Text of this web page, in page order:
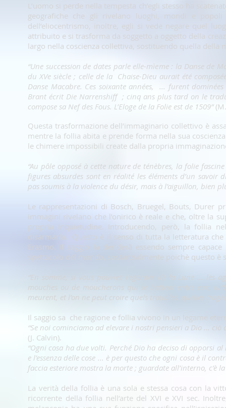
L’uomo si perde nella tempesta ch’egli stesso ha
geografiche che gli rivelano luoghi, mondi e
dell’eliocentrismo, inoltre, egli si vede negare quel
attribuito e si trasforma da soggetto a oggetto della
largo nella coscienza collettiva, sostituendo quella
“Une succession de dates parle elle-mìeme : la Danse de
du XVe siècle ; celle de la Chaise-Dieu aurait été
Danse Macabre. Ces soixante années, ... furent
Brant écrit Die Narrenshiff ; cinq ans plus tard on le
compose sa Nef des Fous. L’Eloge de la Folie est de 1509”
Questa trasformazione dell’immaginario collettivo è
mentre la follia abita e prende forma nella sua
le chimere impossibili create dalla propria
“Au pôle opposé à cette nature de ténèbres, la folie
figures absurdes sont en réalité les éléments d’un savoir
pas soumis à la violence du désir, mais à l’aiguillon, bien
Le rappresentazioni di Bosch, Bruegel, Bouts, Durer
immagini rivelano che l’onirico è reale e che, oltre la
propria inquietudine. Introducendo, però, la follia
disarmarla. Questo è il senso di tutta la letteratura
Erasmo. Il saggio la deriderà essendo sempre
spettacolo del mondo, sostanzialmente poichè questo è
“En somme, si vous pouviez regarder de la Lune ... les
mouches ou de moucherons qui se battent entre eux,
meurent, et l’on ne peut croire quels troubles, quelles
Il saggio sa che ragione e follia vivono in un legame
“Se noi cominciamo ad elevare i nostri pensieri a Dio ...
(J. Calvin).
“Ogni cosa ha due volti. Perché Dio ha deciso di opporsi
e l’essenza delle cose ... è per questo che ogni cosa è il
faccia esteriore mostra la morte ; guardate all’interno, c’è
La verità della follia è una sola e stessa cosa con la
ricorrente della follia nell’arte del XVI e XVI sec.